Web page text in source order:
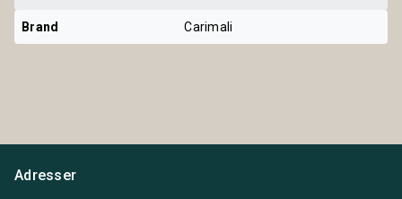
Brand Carimali
Adresser